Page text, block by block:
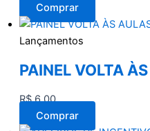
Comprar
Lançamentos
PAINEL VOLTA
R$6,00
Comprar